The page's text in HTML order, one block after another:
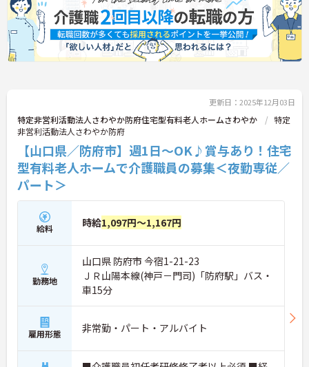
更新日：2025年12月03日
特定非営利活動法人さわやか防府住宅型有料老人ホームさわやか
特定
非営利活動法人さわやか防府
【山口県／防府市】週1日～OK♪賞与あり！住宅
型有料老人ホームで介護職員の募集＜夜勤専従／
パート＞
給料 時給1,097円～1,167円
勤務地
山口県 防府市 今宿1-21-23
ＪＲ山陽本線(神戸－門司)「防府駅」バス・
車15分
雇用形態 非常勤・パート・アルバイト